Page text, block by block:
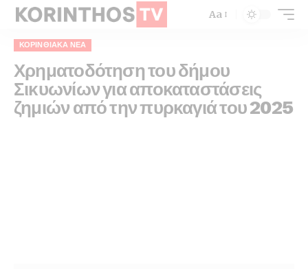
Aa
ΚΟΡΙΝΘΙΑΚΆ ΝΈΑ
Χρηματοδότηση του δήμου
Σικυωνίων για αποκαταστάσεις
ζημιών από την πυρκαγιά του 2025